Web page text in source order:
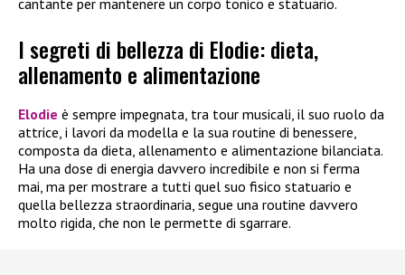
I segreti di bellezza di Elodie: dieta,
allenamento e alimentazione
Elodie è sempre impegnata, tra tour musicali, il suo ruolo da
attrice, i lavori da modella e la sua routine di benessere,
composta da dieta, allenamento e alimentazione bilanciata.
Ha una dose di energia davvero incredibile e non si ferma
mai, ma per mostrare a tutti quel suo fisico statuario e
quella bellezza straordinaria, segue una routine davvero
molto rigida, che non le permette di sgarrare.